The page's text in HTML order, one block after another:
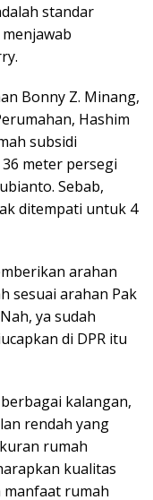
standar
Bonny Z. Minang,
Hashim
subsidi
meter persegi
Sebab,
ditempati untuk 4
arahan
sesuai arahan Pak
ya sudah
di DPR itu
kalangan,
rendah yang
rumah
kualitas
manfaat rumah